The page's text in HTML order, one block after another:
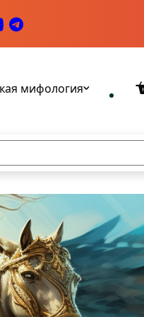
мифология